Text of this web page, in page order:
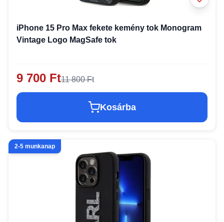
iPhone 15 Pro Max fekete kemény tok Monogram
Vintage Logo MagSafe tok
9 700 Ft11 800 Ft
Kosárba
2-5 munkanap